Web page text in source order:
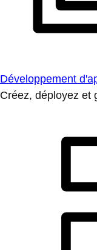
Développement
Créez, déployez et